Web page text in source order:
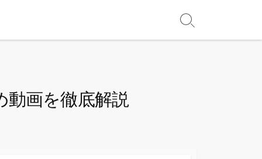
動画を徹底解説